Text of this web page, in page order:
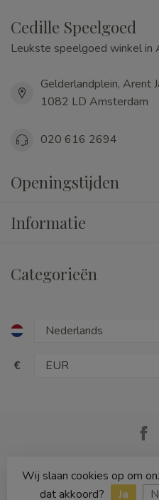
Cedille Speelgoed
Leukste speelgoed winkel in
Gelderlandplein, Arent
1082 LD Amsterdam
020 616 2694
Openingstijden
Informatie
Categorieën
€
© Copyright 2026
Wij slaan cookies op om
dat akkoord?
Ja